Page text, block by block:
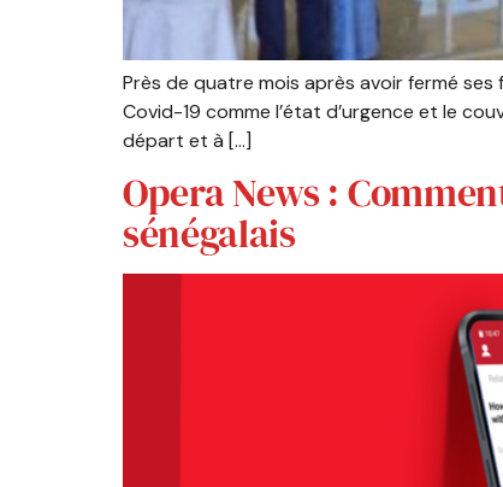
Près de quatre mois après avoir fermé
Covid-19 comme l’état d’urgence et le
départ et à […]
Opera News :
sénégalais